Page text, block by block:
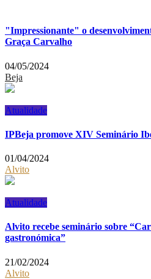
"Impressionante" o
Graça Carvalho
04/05/2024
Beja
Atualidade
IPBeja promove XIV Seminário
01/04/2024
Alvito
Atualidade
Alvito recebe seminário sobre
gastronómica”
21/02/2024
Alvito